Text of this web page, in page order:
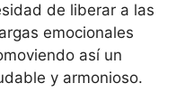
de liberar a las
emocionales
así un
y armonioso.